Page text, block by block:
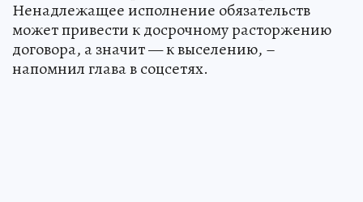
Ненадлежащее исполнение обязательств
может привести к досрочному расторжению
договора, а значит — к выселению, –
напомнил глава в соцсетях.